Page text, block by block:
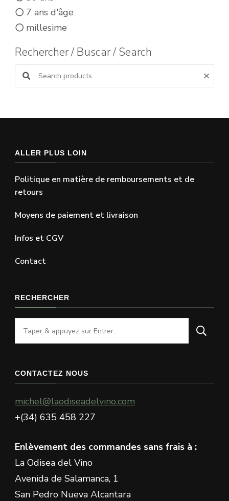
7 ans d'âge
millesime
Rechercher / Buscar / Search
Search products:
ALLER PLUS LOIN
Politique en matière de remboursements et de
retours
Moyens de paiement et livraison
Infos et CGV
Contact
RECHERCHER
Vous
recherchiez
chose
CONTACTEZ NOUS
michel@laodiseadelvino.com
+(34) 635 458 227
Enlèvement des commandes sans frais à :
La Odisea del Vino
Avenida de Salamanca, 1
San Pedro Nueva Alcantara